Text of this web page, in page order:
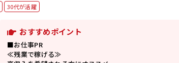
30代が活躍
おすすめポイント
■お仕事PR
≪残業で稼げる≫